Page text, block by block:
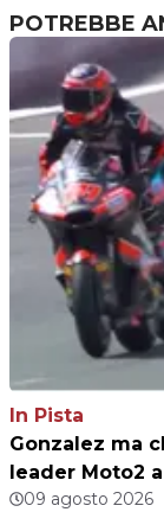
POTREBBE
In Pista
Gonzalez ma
leader Moto2
09 agosto 2026